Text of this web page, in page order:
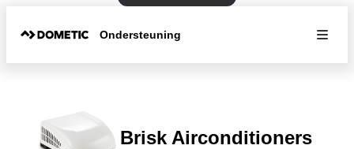
Ondersteuning
Brisk Airconditioners